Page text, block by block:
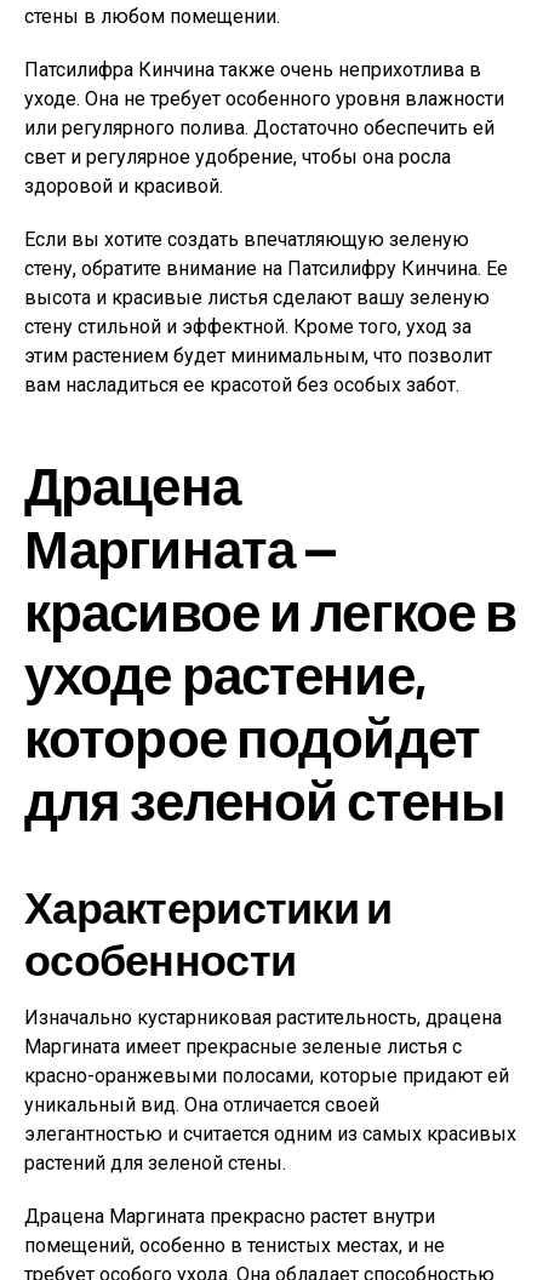
стены в любом помещении.
Патсилифра Кинчина также очень неприхотлива в
уходе. Она не требует особенного уровня влажности
или регулярного полива. Достаточно обеспечить ей
свет и регулярное удобрение, чтобы она росла
здоровой и красивой.
Если вы хотите создать впечатляющую зеленую
стену, обратите внимание на Патсилифру Кинчина. Ее
высота и красивые листья сделают вашу зеленую
стену стильной и эффектной. Кроме того, уход за
этим растением будет минимальным, что позволит
вам насладиться ее красотой без особых забот.
Драцена
Маргината —
красивое и легкое в
уходе растение,
которое подойдет
для зеленой стены
Характеристики и
особенности
Изначально кустарниковая растительность, драцена
Маргината имеет прекрасные зеленые листья с
красно-оранжевыми полосами, которые придают ей
уникальный вид. Она отличается своей
элегантностью и считается одним из самых красивых
растений для зеленой стены.
Драцена Маргината прекрасно растет внутри
помещений, особенно в тенистых местах, и не
требует особого ухода. Она обладает способностью